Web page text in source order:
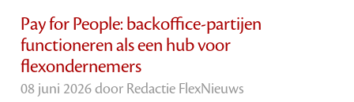
Pay for People: backoffice-partijen
functioneren als een hub voor
flexondernemers
08 juni 2026 door Redactie FlexNieuws